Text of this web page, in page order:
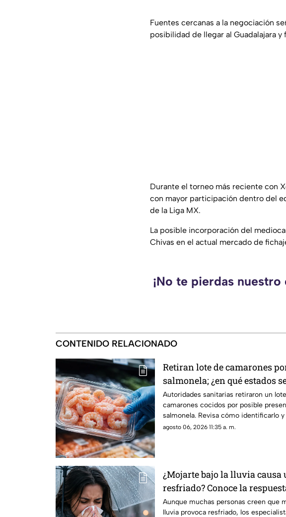
Fuentes cercanas a la negociación
posibilidad de llegar al Guadalajara
Durante el torneo más reciente con
con mayor participación dentro del
de la Liga MX.
La posible incorporación del
Chivas en el actual mercado de
¡No te pierdas
CONTENIDO RELACIONADO
Retiran lote de camarones
salmonela; ¿en qué estados
vendieron?
Autoridades sanitarias retiraron un
camarones cocidos por posible
salmonela. Revisa cómo identificarlo
lo compraste.
agosto 06, 2026 11:35 a. m.
¿Mojarte bajo la lluvia causa
resfriado? Conoce la
Aunque muchas personas creen que
lluvia provoca resfriado, los